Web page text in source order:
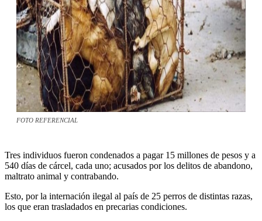
FOTO REFERENCIAL
Tres individuos fueron condenados a pagar 15 millones de pesos y a
540 días de cárcel, cada uno; acusados por los delitos de abandono,
maltrato animal y contrabando.
Esto, por la internación ilegal al país de 25 perros de distintas razas,
los que eran trasladados en precarias condiciones.